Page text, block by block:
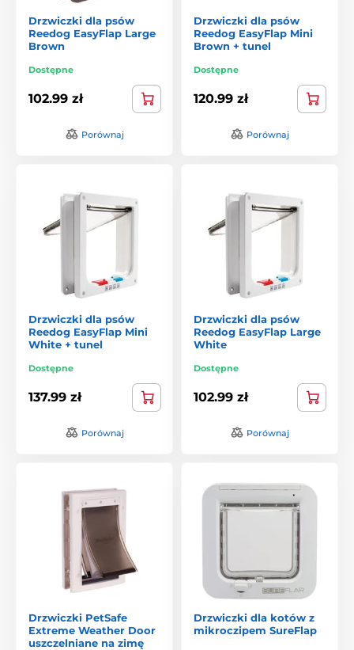
Drzwiczki dla psów
Reedog EasyFlap Large
Brown
Dostępne
102.99 zł
Porównaj
Drzwiczki dla psów
Reedog EasyFlap Mini
Brown + tunel
Dostępne
120.99 zł
Porównaj
Drzwiczki dla psów
Reedog EasyFlap Mini
White + tunel
Dostępne
137.99 zł
Porównaj
Drzwiczki dla psów
Reedog EasyFlap Large
White
Dostępne
102.99 zł
Porównaj
Drzwiczki PetSafe
Extreme Weather Door
uszczelniane na zimę
Drzwiczki dla kotów z
mikroczipem SureFlap